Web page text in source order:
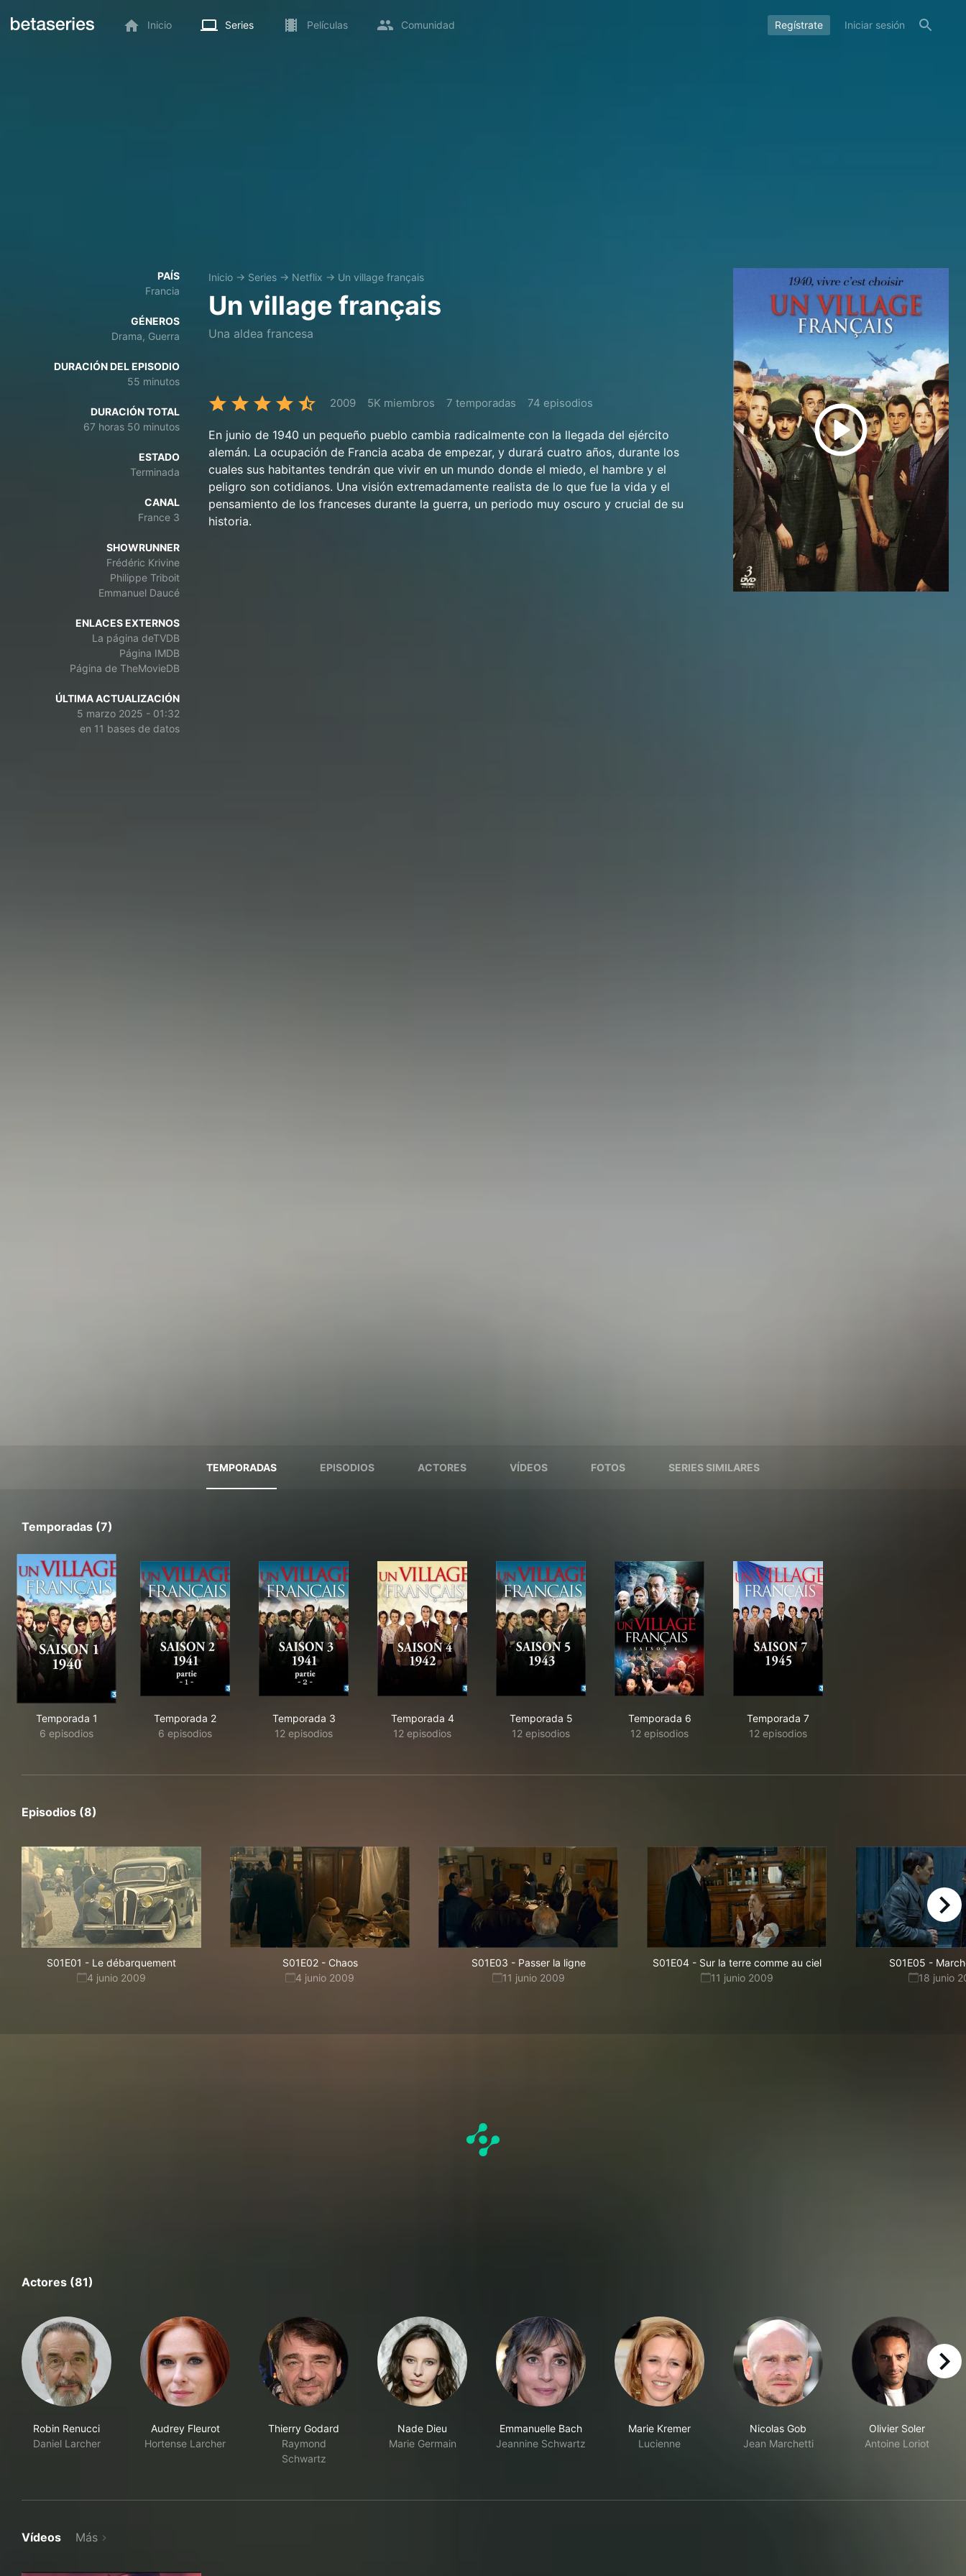
Inicio Series Películas Comunidad Regístrate Iniciar sesión
PAÍS
Francia
GÉNEROS
Drama, Guerra
DURACIÓN DEL EPISODIO
55 minutos
DURACIÓN TOTAL
67 horas 50 minutos
ESTADO
Terminada
CANAL
France 3
SHOWRUNNER
Frédéric Krivine
Philippe Triboit
Emmanuel Daucé
ENLACES EXTERNOS
La página deTVDB
Página IMDB
Página de TheMovieDB
ÚLTIMA ACTUALIZACIÓN
5 marzo 2025 - 01:32
en 11 bases de datos
Inicio → Series → Netflix → Un village français
Un village français
Una aldea francesa
2009 5K miembros 7 temporadas 74 episodios
En junio de 1940 un pequeño pueblo cambia radicalmente con la llegada del ejército
alemán. La ocupación de Francia acaba de empezar, y durará cuatro años, durante los
cuales sus habitantes tendrán que vivir en un mundo donde el miedo, el hambre y el
peligro son cotidianos. Una visión extremadamente realista de lo que fue la vida y el
pensamiento de los franceses durante la guerra, un periodo muy oscuro y crucial de su
historia.
TEMPORADAS EPISODIOS ACTORES VÍDEOS FOTOS SERIES SIMILARES
Temporadas (7)
Temporada 1
6 episodios
Temporada 2
6 episodios
Temporada 3
12 episodios
Temporada 4
12 episodios
Temporada 5
12 episodios
Temporada 6
12 episodios
Temporada 7
12 episodios
Episodios (8)
S01E01 - Le débarquement
4 junio 2009
S01E02- Chaos
4 junio 2009
S01E03 - Passer la ligne
11 junio 2009
S01E04- Sur la terre comme au ciel
11 junio 2009
S01E05 -
18 junio
right
Actores (81)
Robin Renucci
Daniel Larcher
Audrey Fleurot
Hortense Larcher
Thierry Godard
Raymond
Schwartz
Nade Dieu
Marie Germain
Emmanuelle Bach
Jeannine Schwartz
Marie Kremer
Lucienne
Nicolas Gob
Jean Marchetti
Olivier Soler
Antoine Loriot
right
Vídeos Más